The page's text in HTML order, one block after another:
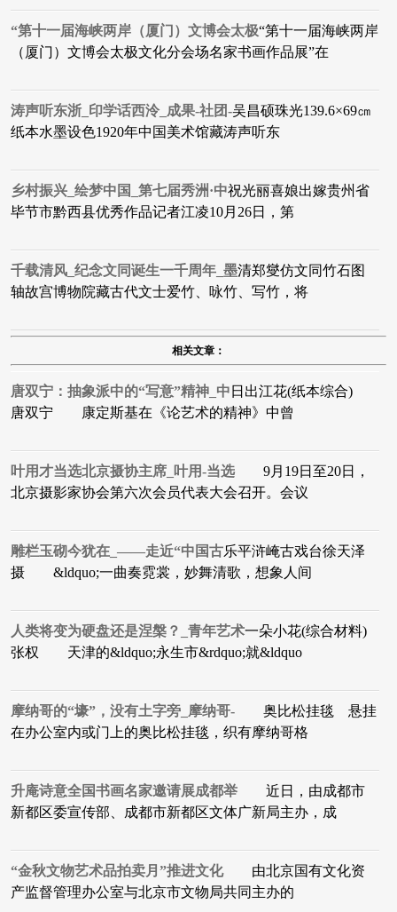
“第十一届海峡两岸（厦门）文博会太极“第十一届海峡两岸
（厦门）文博会太极文化分会场名家书画作品展”在
涛声听东浙_印学话西泠_成果-社团-吴昌硕珠光139.6×69㎝
纸本水墨设色1920年中国美术馆藏涛声听东
乡村振兴_绘梦中国_第七届秀洲·中祝光丽喜娘出嫁贵州省
毕节市黔西县优秀作品​记者江凌10月26日，第
千载清风_纪念文同诞生一千周年_墨清郑燮仿文同竹石图
轴故宫博物院藏​古代文士爱竹、咏竹、写竹，将
相关文章：
唐双宁：抽象派中的“写意”精神_中 日出江花(纸本综合)
唐双宁 康定斯基在《论艺术的精神》中曾
叶用才当选北京摄协主席_叶用-当选 9月19日至20日，
北京摄影家协会第六次会员代表大会召开。会议
雕栏玉砌今犹在_——走近“中国古乐平浒崦古戏台徐天泽
摄 &ldquo;一曲奏霓裳，妙舞清歌，想象人间
人类将变为硬盘还是涅槃？_青年艺术一朵小花(综合材料)
张权 天津的&ldquo;永生市&rdquo;就&ldquo
摩纳哥的“壕”，没有土字旁_摩纳哥- 奥比松挂毯 悬挂
在办公室内或门上的奥比松挂毯，织有摩纳哥格
升庵诗意全国书画名家邀请展成都举 近日，由成都市
新都区委宣传部、成都市新都区文体广新局主办，成
“金秋文物艺术品拍卖月”推进文化由北京国有文化资
产监督管理办公室与北京市文物局共同主办的